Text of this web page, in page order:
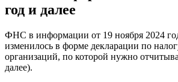
год и далее
ФНС в информации от 19 ноября 2024
изменилось в форме декларации по
организаций, по которой нужно
далее).